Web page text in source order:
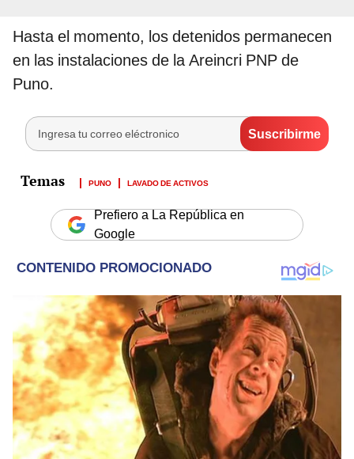
Hasta el momento, los detenidos permanecen
en las instalaciones de la Areincri PNP de
Puno.
PUNO LAVADO DE ACTIVOS
Prefiero a La República en
Google